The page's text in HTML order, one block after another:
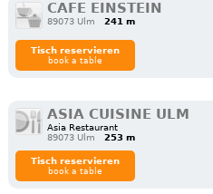
CAFE EINSTEIN
89073 Ulm 241 m
Tisch reservieren
book a table
ASIA CUISINE ULM
Asia Restaurant
89073 Ulm
253 m
Tisch reservieren
book a table